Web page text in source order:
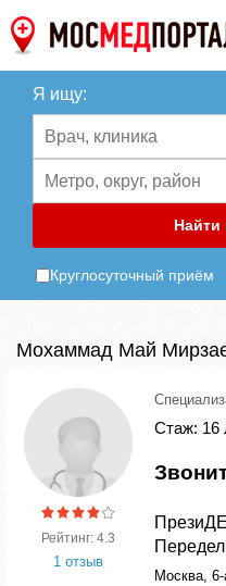
Я ищу:
Найти
Круглосуточный приём
Мохаммад Май
Рейтинг: 4.3
1 отзыв
Стаж: 16
Москва,